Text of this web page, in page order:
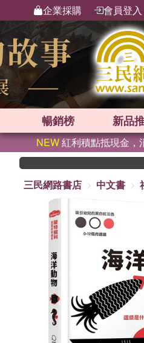
企業採購 會員登入
暢銷榜 新品
NEW紅利積點抵現金，
三民網路書店
中文書